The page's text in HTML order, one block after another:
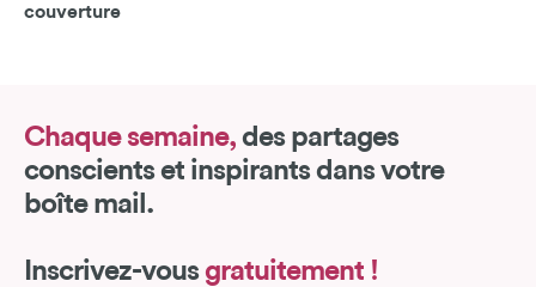
couverture
Chaque semaine, des partages
conscients et inspirants dans votre
boîte mail.
Inscrivez-vous gratuitement !